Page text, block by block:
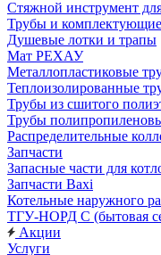
Стяжной инструмент
Трубы и комплектующие
Душевые лотки и трапы
Мат РЕХАУ
Металлопластиковые
Теплоизолированные
Трубы из сшитого
Трубы
Распределительные
Запчасти
Запасные части для
Запчасти Baxi
Котельные наружного
ТГУ-НОРД С (бытовая
Акции
Услуги